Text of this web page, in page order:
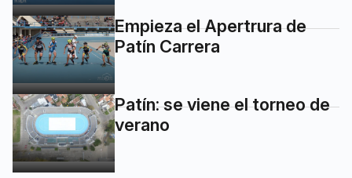
Empieza el Apertrura de
Patín Carrera
Patín: se viene el torneo de
verano